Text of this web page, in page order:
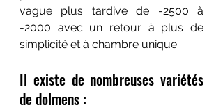
vague plus tardive de -2500 à
-2000 avec un retour à plus de
simplicité et à chambre unique.
Il existe de nombreuses variétés
de dolmens :